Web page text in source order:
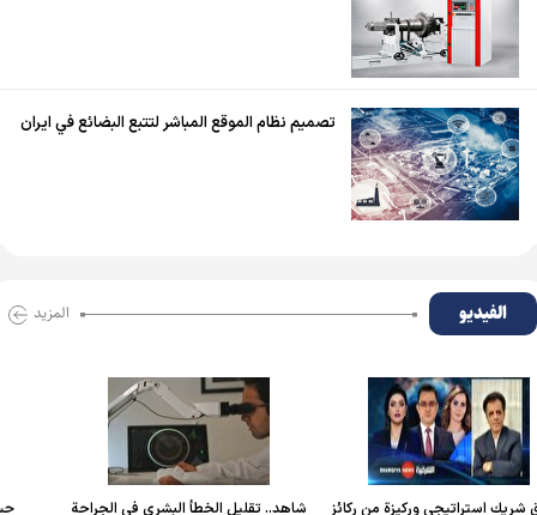
تصميم نظام الموقع المباشر لتتبع البضائع في ايران
الفیدیو المزید
من ركائز شاهد.. تقليل الخطأ البشري في الجراحة حسام الربیعي: